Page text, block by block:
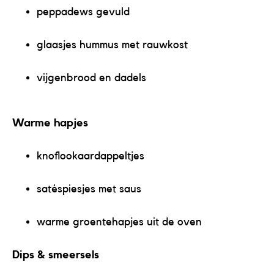
peppadews gevuld
glaasjes hummus met rauwkost
vijgenbrood en dadels
Warme hapjes
knoflookaardappeltjes
satéspiesjes met saus
warme groentehapjes uit de oven
Dips & smeersels